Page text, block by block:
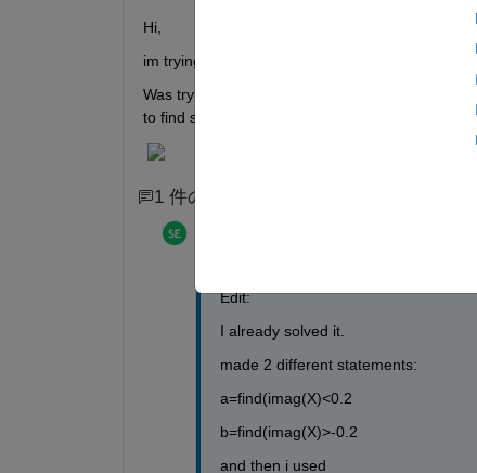
Hi,
im trying to find the indices of values from this
Was trying to make a find statement like: >>
to find such indices?
1 件のコメント
Edit:
I already solved it.
made 2 different statements:
a=find(imag(X)<0.2
b=find(imag(X)>-0.2
and then i used